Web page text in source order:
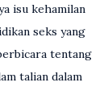
isu kehamilan
seks yang
tentang
talian dalam